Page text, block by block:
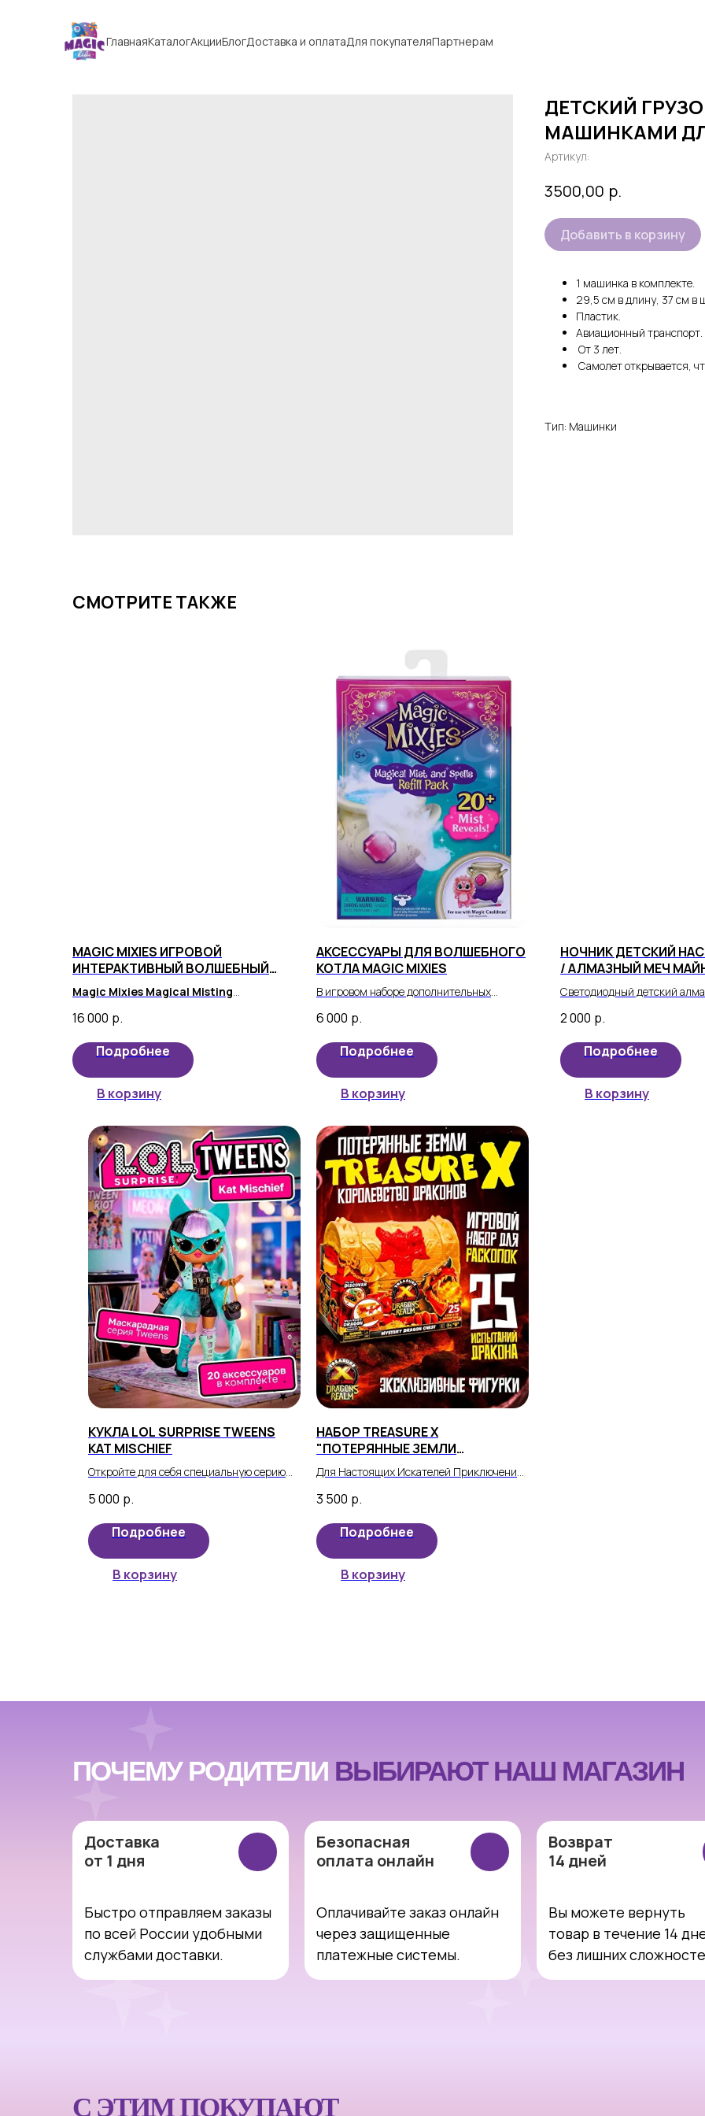
ГлавнаяКаталогАкцииБлогДоставка и оплатаДля покупателяПартнерам
ДЕТСКИЙ
МАШИНКАМИ
Артикул:
3500,00 р.
Добавить в корзину
1 машинка в комплекте.
29,5 см в длину, 37 см в
Пластик.
Авиационный транспорт.
От 3 лет.
Самолет открывается,
Тип: Машинки
СМОТРИТЕ ТАКЖЕ
MAGIC MIXIES ИГРОВОЙ
ИНТЕРАКТИВНЫЙ ВОЛШЕБНЫЙ
НАБОР, БОЛЬШОЙ
Magic Mixies Magical Misting
игрушка, которая привнесет радость и
веселье в жизнь вашего малыша.
16 000 р.
Подробнее
В корзину
АКСЕССУАРЫ ДЛЯ ВОЛШЕБНОГО
КОТЛА MAGIC MIXIES
В игровом наборе дополнительных
заклинания»: 12 ингредиентов,
инструкции, пузырек с жидкостью для
волшебного тумана.
6 000 р.
Подробнее
В корзину
НОЧНИК ДЕТСКИЙ
/ АЛМАЗНЫЙ МЕЧ
ФИОЛЕТОВОМ ЦВЕТЕ
Светодиодный детский
частью реальности вашего
2 000 р.
Подробнее
В корзину
КУКЛА LOL SURPRISE TWEENS
KAT MISCHIEF
Откройте для себя специальную серию
серия, которая всех удивит.
5 000 р.
Подробнее
В корзину
НАБОР TREASURE X
"ПОТЕРЯННЫЕ ЗЕМЛИ
"КОРОЛЕВСТВО ДРАКОНА"
Для Настоящих Искателей Приключений
"Королевство Дракона".
3 500 р.
Подробнее
В корзину
Возврат
14 дней
Безопасная
оплата онлайн
Доставка
от 1 дня
Вы можете вернуть
товар в течение 14
без лишних
Оплачивайте заказ онлайн
через защищенные
платежные системы.
Быстро отправляем заказы
по всей России удобными
службами доставки.
ПОЧЕМУ РОДИТЕЛИ ВЫБИРАЮТ НАШ МАГАЗИН
С ЭТИМ ПОКУПАЮТ